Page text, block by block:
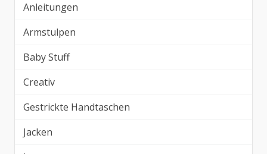
Anleitungen
Armstulpen
Baby Stuff
Creativ
Gestrickte Handtaschen
Jacken